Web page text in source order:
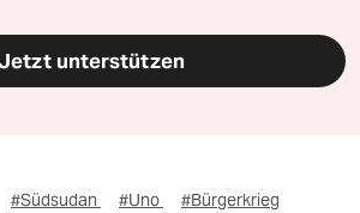
unterstützen
#Südsudan #Uno
#Bürgerkrieg